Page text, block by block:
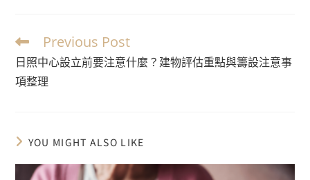
Previous Post
日照中心設立前要注意什麼？建物評估重點與籌設注意事
項整理
YOU MIGHT ALSO LIKE